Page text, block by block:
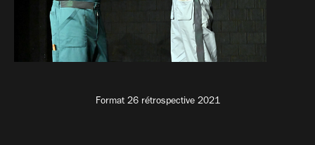
Format 26 rétrospective 2021